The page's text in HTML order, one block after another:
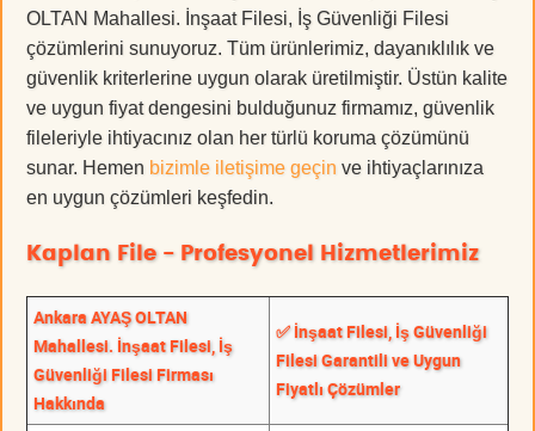
OLTAN Mahallesi. İnşaat Filesi, İş Güvenliği Filesi
çözümlerini sunuyoruz. Tüm ürünlerimiz, dayanıklılık ve
güvenlik kriterlerine uygun olarak üretilmiştir. Üstün kalite
ve uygun fiyat dengesini bulduğunuz firmamız, güvenlik
fileleriyle ihtiyacınız olan her türlü koruma çözümünü
sunar. Hemen bizimle iletişime geçin ve ihtiyaçlarınıza
en uygun çözümleri keşfedin.
Kaplan File - Profesyonel Hizmetlerimiz
Ankara AYAŞ OLTAN
Mahallesi. İnşaat Filesi, İş
Güvenliği Filesi Firması
Hakkında
✅ İnşaat Filesi, İş Güvenliği
Filesi Garantili ve Uygun
Fiyatlı Çözümler